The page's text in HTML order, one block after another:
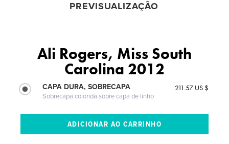
PREVISUALIZAÇÃO
Ali Rogers, Miss South
Carolina 2012
CAPA DURA, SOBRECAPA
Sobrecapa colorida sobre capa de linho
211.57 US $